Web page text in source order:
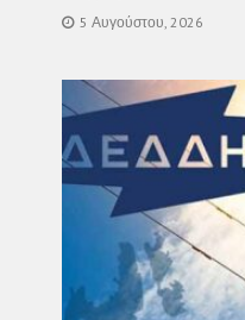
5 Αυγούστου, 2026